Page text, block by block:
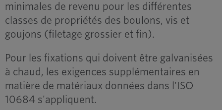
minimales de revenu pour les différentes
classes de propriétés des boulons, vis et
goujons (filetage grossier et fin).
Pour les fixations qui doivent être galvanisées
à chaud, les exigences supplémentaires en
matière de matériaux données dans l'ISO
10684 s'appliquent.